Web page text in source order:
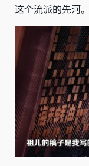
这个流派的先河